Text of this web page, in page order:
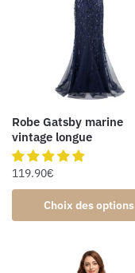
Robe Gatsby marine
vintage longue
119.90€
Choix des options